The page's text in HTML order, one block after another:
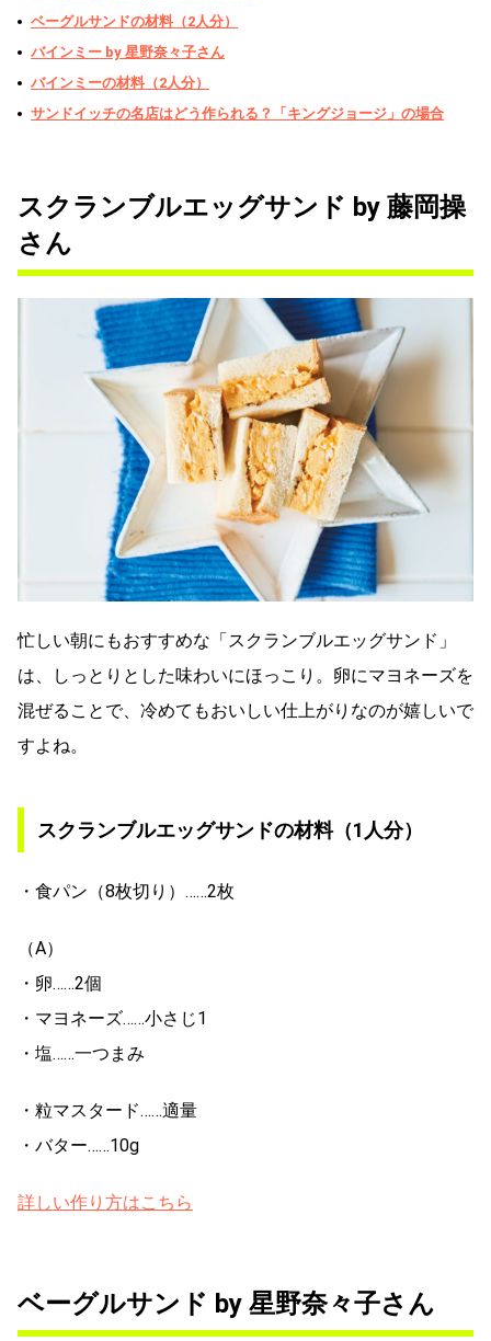
ベーグルサンドの材料（2人分）
バインミー by 星野奈々子さん
バインミーの材料（2人分）
サンドイッチの名店はどう作られる？「キングジョージ」の場合
スクランブルエッグサンド by 藤岡操
さん
忙しい朝にもおすすめな「スクランブルエッグサンド」
は、しっとりとした味わいにほっこり。卵にマヨネーズを
混ぜることで、冷めてもおいしい仕上がりなのが嬉しいで
すよね。
スクランブルエッグサンドの材料（1人分）
・食パン（8枚切り）……2枚
（A）
・卵……2個
・マヨネーズ……小さじ1
・塩……一つまみ
・粒マスタード……適量
・バター……10g
詳しい作り方はこちら
ベーグルサンド by 星野奈々子さん